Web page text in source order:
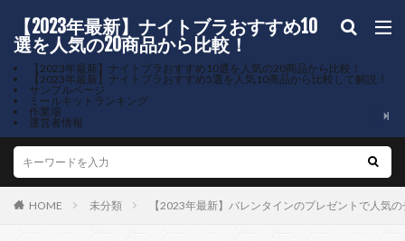
【2023年最新】ナイトブラおすすめ10
選を人気の20商品から比較！
【2023年最新】ナイトブラおすすめ10選を人気の20商品から比較！
【2023年最新】ナイトブラおすすめ5選を人気10商品から比較して解説！
サンプルページ
ミールキットランキング
作業場
運営者情報
HOME 未分類 【2023年最新】バレンタインのプレゼントで人気